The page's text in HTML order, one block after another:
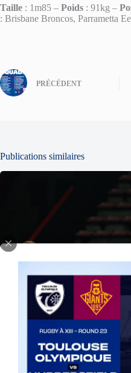
Taille : 1m85 – Poids : 91kg –
: Brisbane Broncos, Parrametta
PRÉCÉDENT
Publications similaires